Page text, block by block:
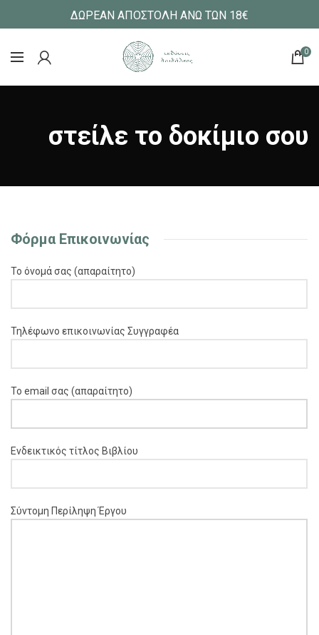
ΔΩΡΕΑΝ ΑΠΟΣΤΟΛΗ ΑΝΩ ΤΩΝ 18€
0
στείλε το δοκίμιο σου
Φόρμα Επικοινωνίας
Το όνομά σας (απαραίτητο)
Τηλέφωνο επικοινωνίας Συγγραφέα
Το email σας (απαραίτητο)
Ενδεικτικός τίτλος Βιβλίου
Σύντομη Περίληψη Έργου